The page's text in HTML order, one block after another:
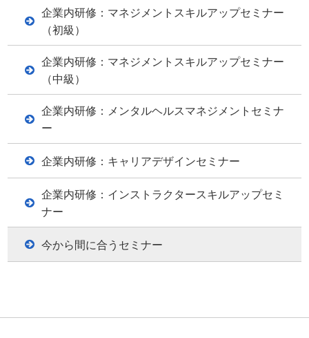
企業内研修：マネジメントスキルアップセミナー
（初級）
企業内研修：マネジメントスキルアップセミナー
（中級）
企業内研修：メンタルヘルスマネジメントセミナ
ー
企業内研修：キャリアデザインセミナー
企業内研修：インストラクタースキルアップセミ
ナー
今から間に合うセミナー